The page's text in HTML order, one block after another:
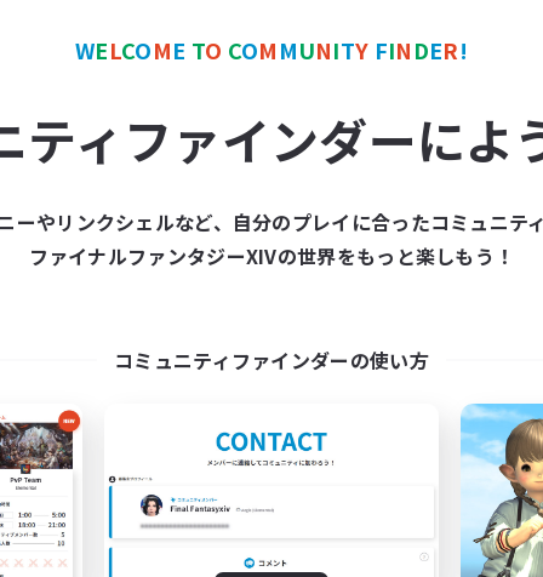
Lotus Staff
追加メンバー募集
17:00
ィブメンバー数 14
数
Staff
Let's Party!
追加メンバー募集
活動時間
0:00
アクティブメンバー数
WELCOME TO COMMUNITY FINDER!
ティファインダーによ
ーやリンクシェルなど、自分のプレイに合ったコミュニテ
ファイナルファンタジーXIVの世界をもっと楽しもう！
コミュニティファインダーの使い方